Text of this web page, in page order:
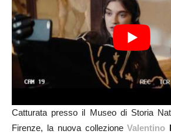
Catturata presso il Museo di Storia
Firenze, la nuova collezioneValentino